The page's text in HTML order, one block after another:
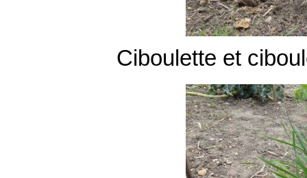
Ciboulette et